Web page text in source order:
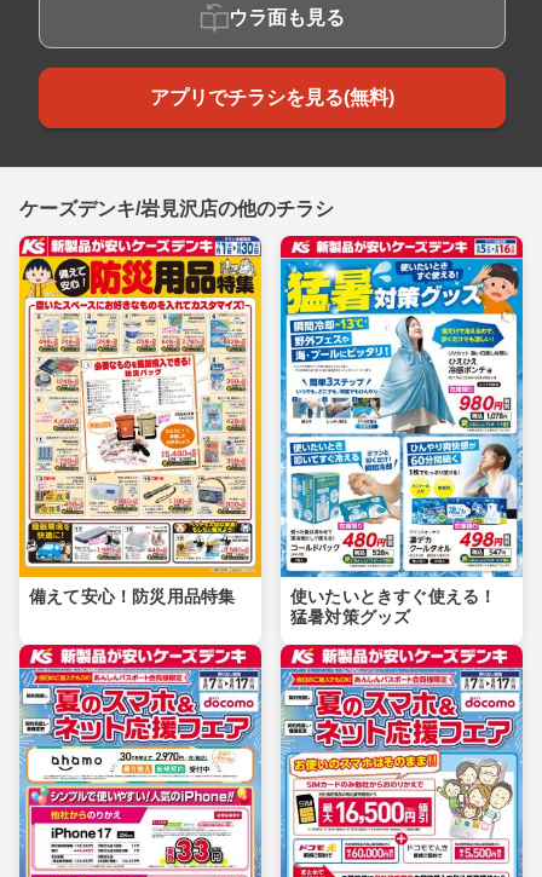
ウラ面も見る
アプリでチラシを見る(無料)
ケーズデンキ/岩見沢店の他のチラシ
備えて安心！防災用品特集
使いたいときすぐ使える！
猛暑対策グッズ